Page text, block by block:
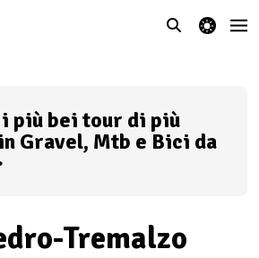
theme switcher
più bei tour di più
Gravel, Mtb e Bici da
Tremalzo